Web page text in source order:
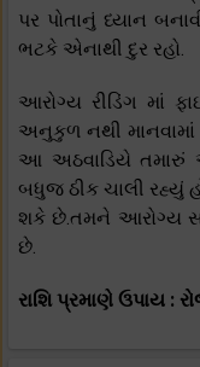
પર પોતાનું ધ્યાન
ભટકે એનાથી દુર રહો.
આરોગ્ય રીડિંગ માં
અનુકુળ નથી
આ અઠવાડિયે તમારું
બધુજ ઠીક ચાલી રહ્યું
શકે છે.તમને આરોગ્ય
છે.
રાશિ પ્રમાણે ઉપાય :